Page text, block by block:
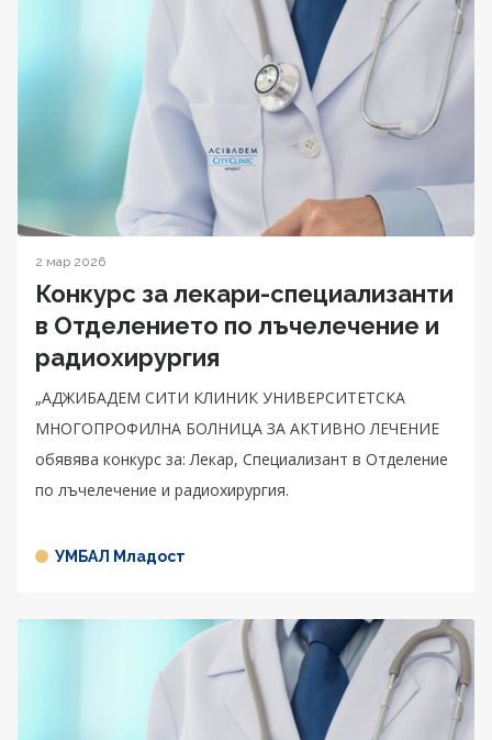
2 мар 2026
Конкурс за лекари-специализанти
в Отделението по лъчелечение и
радиохирургия
„АДЖИБАДЕМ СИТИ КЛИНИК УНИВЕРСИТЕТСКА
МНОГОПРОФИЛНА БОЛНИЦА ЗА АКТИВНО ЛЕЧЕНИЕ
обявява конкурс за: Лекар, Специализант в Отделение
по лъчелечение и радиохирургия.
УМБАЛ Младост